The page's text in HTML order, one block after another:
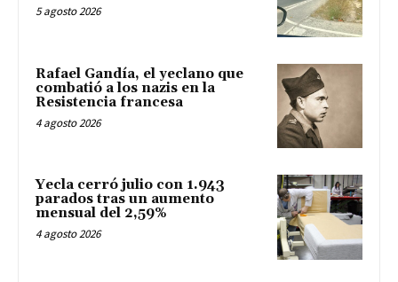
5 agosto 2026
Rafael Gandía, el yeclano que
combatió a los nazis en la
Resistencia francesa
4 agosto 2026
Yecla cerró julio con 1.943
parados tras un aumento
mensual del 2,59%
4 agosto 2026